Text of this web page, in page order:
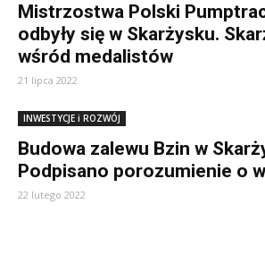
Mistrzostwa Polski
odbyły się w Skarżysku.
wśród medalistów
21 lipca 2022
INWESTYCJE i ROZWÓJ
Budowa zalewu Bzin w
Podpisano porozumienie o
22 lutego 2022